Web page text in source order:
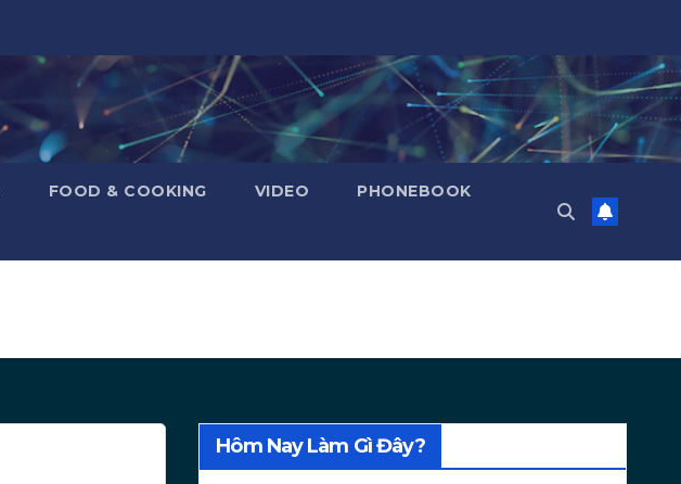
FOOD & COOKING VIDEO PHONEBOOK
Hôm Nay Làm Gì Đây?